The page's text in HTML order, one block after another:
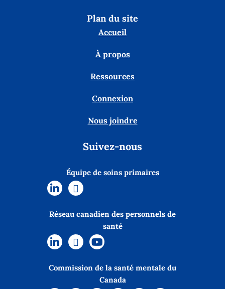
Plan du site
Accueil
À propos
Ressources
Connexion
Nous joindre
Suivez-nous
Équipe de soins primaires
Réseau canadien des personnels de
santé
Commission de la santé mentale du
Canada